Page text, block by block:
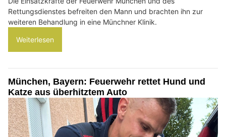
Rettungsdienstes befreiten den Mann und brachten ihn zur
weiteren Behandlung in eine Münchner Klinik.
Weiterlesen
München, Bayern: Feuerwehr rettet Hund und
Katze aus überhitztem Auto